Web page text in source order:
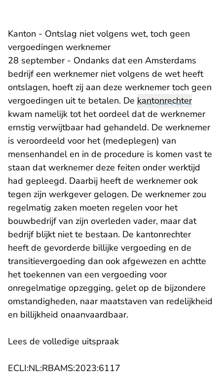
Kanton - Ontslag niet volgens wet, toch geen
vergoedingen werknemer
28 september - Ondanks dat een Amsterdams
bedrijf een werknemer niet volgens de wet heeft
ontslagen, hoeft zij aan deze werknemer toch geen
vergoedingen uit te betalen. De kantonrechter
kwam namelijk tot het oordeel dat de werknemer
ernstig verwijtbaar had gehandeld. De werknemer
is veroordeeld voor het (medeplegen) van
mensenhandel en in de procedure is komen vast te
staan dat werknemer deze feiten onder werktijd
had gepleegd. Daarbij heeft de werknemer ook
tegen zijn werkgever gelogen. De werknemer zou
regelmatig zaken moeten regelen voor het
bouwbedrijf van zijn overleden vader, maar dat
bedrijf blijkt niet te bestaan. De kantonrechter
heeft de gevorderde billijke vergoeding en de
transitievergoeding dan ook afgewezen en achtte
het toekennen van een vergoeding voor
onregelmatige opzegging, gelet op de bijzondere
omstandigheden, naar maatstaven van redelijkheid
en billijkheid onaanvaardbaar.
Lees de volledige uitspraak
ECLI:NL:RBAMS:2023:6117